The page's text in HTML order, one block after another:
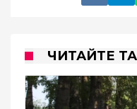
ЧИТАЙТЕ